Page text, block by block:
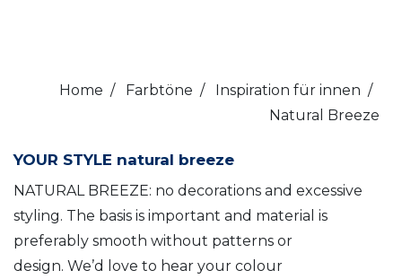
Home / Farbtöne / Inspiration für innen /
Natural Breeze
YOUR STYLE natural breeze
NATURAL BREEZE: no decorations and excessive
styling. The basis is important and material is
preferably smooth without patterns or
design. We’d love to hear your colour